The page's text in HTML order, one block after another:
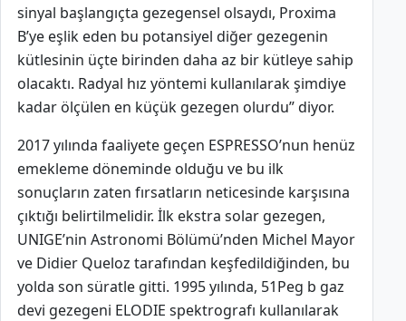
sinyal başlangıçta gezegensel olsaydı, Proxima
B’ye eşlik eden bu potansiyel diğer gezegenin
kütlesinin üçte birinden daha az bir kütleye sahip
olacaktı. Radyal hız yöntemi kullanılarak şimdiye
kadar ölçülen en küçük gezegen olurdu” diyor.
2017 yılında faaliyete geçen ESPRESSO’nun henüz
emekleme döneminde olduğu ve bu ilk
sonuçların zaten fırsatların neticesinde karşısına
çıktığı belirtilmelidir. İlk ekstra solar gezegen,
UNIGE’nin Astronomi Bölümü’nden Michel Mayor
ve Didier Queloz tarafından keşfedildiğinden, bu
yolda son süratle gitti. 1995 yılında, 51Peg b gaz
devi gezegeni ELODIE spektrografı kullanılarak